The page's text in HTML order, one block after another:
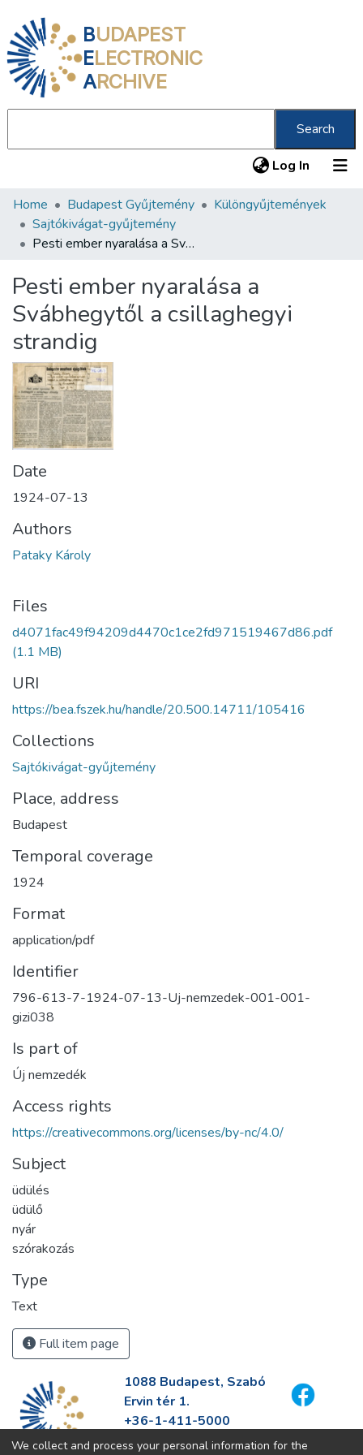
BUDAPEST
ELECTRONIC
ARCHIVE
Search
Log In (current)
Communities & Collections
All of DSpace
About us
Home Budapest Gyűjtemény
Különgyűjtemények
Sajtókivágat-gyűjtemény
Pesti ember nyaralása a Svábhegytől a csillaghegyi strandig
Pesti ember nyaralása a
Svábhegytől a csillaghegyi
strandig
Date
1924-07-13
Authors
Pataky Károly
Files
d4071fac49f94209d4470c1ce2fd971519467d86.pdf
(1.1 MB)
URI
https://bea.fszek.hu/handle/20.500.14711/105416
Collections
Sajtókivágat-gyűjtemény
Place, address
Budapest
Temporal coverage
1924
Format
application/pdf
Identifier
796-613-7-1924-07-13-Uj-nemzedek-001-001-
gizi038
Is part of
Új nemzedék
Access rights
https://creativecommons.org/licenses/by-nc/4.0/
Subject
üdülés
üdülő
nyár
szórakozás
Type
Text
Full item page
1088 Budapest, Szabó
Ervin tér 1.
+36-1-411-5000
info@fszek.hu
We collect and process your personal information for the